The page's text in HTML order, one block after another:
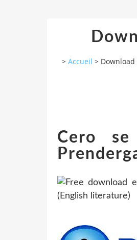
> Accueil >
Cero